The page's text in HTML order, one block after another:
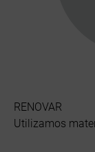
RENOVAR
Utilizamos